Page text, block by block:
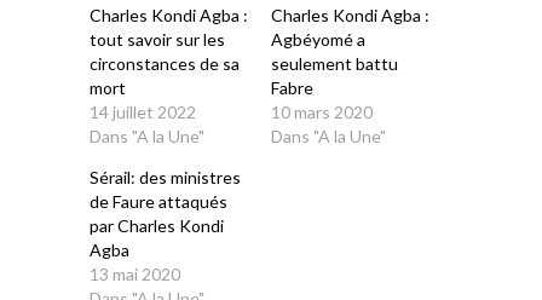
Charles Kondi Agba :
tout savoir sur les
circonstances de sa
mort
14 juillet 2022
Dans "A la Une"
Charles Kondi Agba :
Agbéyomé a
seulement battu
Fabre
10 mars 2020
Dans "A la Une"
Sérail: des ministres
de Faure attaqués
par Charles Kondi
Agba
13 mai 2020